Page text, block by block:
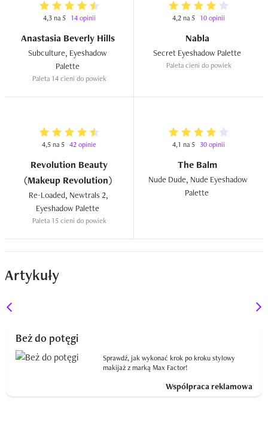
4,3 na 5 14 opinii
Anastasia Beverly Hills
Subculture, Eyeshadow
Paleta 14 cieni do powiek
4,2 na 5 10 opinii
Nabla
Paleta cieni do powiek
4,5 na 5 42 opinie
Revolution Beauty
(Makeup Revolution)
Re-Loaded, Newtrals 2,
Paleta 15 cieni do powiek
4,1 na 5 30 opinii
The Balm
Nude Dude, Nude Eyeshadow
Artykuły
Beż do potęgi
Sprawdź, jak wykonać krok po kroku stylowy
makijaż z marką Max Factor!
Współpraca reklamowa